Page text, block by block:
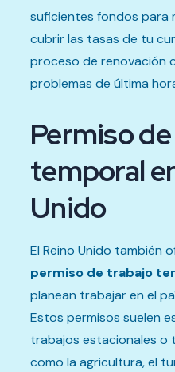
suficientes fondos para
cubrir las tasas de tu
proceso de renovación
problemas de última
Permiso
temporal
Unido
El Reino Unido también
permiso de trabajo
planean trabajar en el
Estos permisos suelen
trabajos estacionales o
como la agricultura, el